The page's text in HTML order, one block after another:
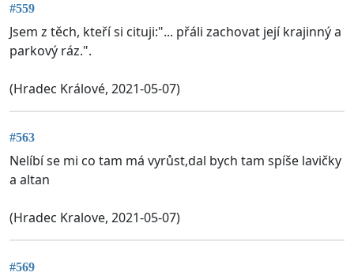
#559
Jsem z těch, kteří si cituji:"... přáli zachovat její krajinný a
parkový ráz.".
(Hradec Králové, 2021-05-07)
#563
Nelíbí se mi co tam má vyrůst,dal bych tam spíše lavičky
a altan
(Hradec Kralove, 2021-05-07)
#569